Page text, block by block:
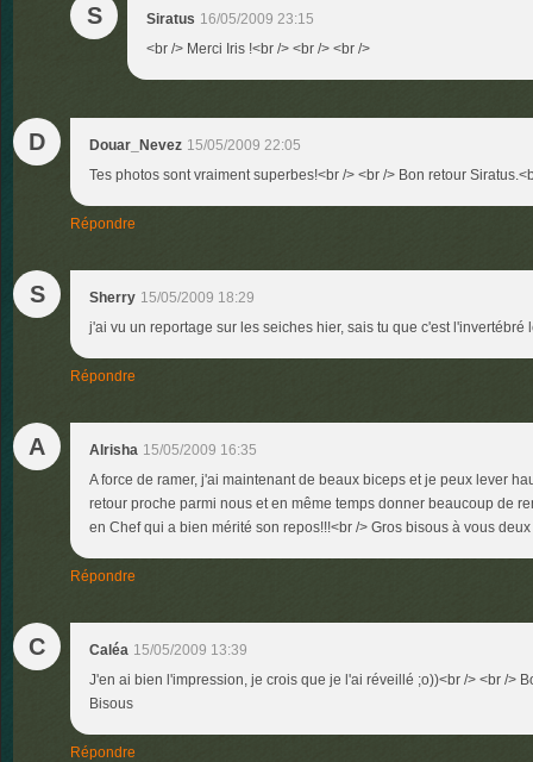
S Siratus 16/05/2009 23:15
<br /> Merci Iris !<br /> <br /> <br />
D Douar_Nevez 15/05/2009 22:05
Tes photos sont vraiment superbes!<br /> <br /> Bon retour
Répondre
S Sherry 15/05/2009 18:29
j'ai vu un reportage sur les seiches hier, sais tu que c'est l'invertébré
Répondre
A Alrisha 15/05/2009 16:35
A force de ramer, j'ai maintenant de beaux biceps et je peux lever
retour proche parmi nous et en même temps donner beaucoup de
en Chef qui a bien mérité son repos!!!<br /> Gros bisous à vous
Répondre
C Caléa 15/05/2009 13:39
J'en ai bien l'impression, je crois que je l'ai réveillé ;o))<br /> <br />
Bisous
Répondre